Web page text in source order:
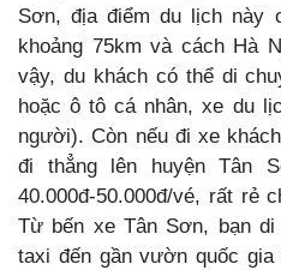
Sơn, địa điểm du lịch này
khoảng 75km và cách Hà
vậy, du khách có thể di
hoặc ô tô cá nhân, xe du
người). Còn nếu đi xe
đi thẳng lên huyện Tân
40.000đ-50.000đ/vé, rất rẻ
Từ bến xe Tân Sơn, bạn
taxi đến gần vườn quốc